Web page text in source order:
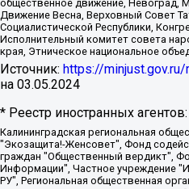
общественное движение, Невоград,
Движение Весна, Верховный Совет
Социалистической Республики,
Исполнительный комитет совета
края, Этническое национальное
Источник: https://
на 03.05.2024
* Реестр иностранных агентов:
Калининградская региональная общественная организация "Экозащита!-Женсовет", Фонд содействия защите прав и свобод граждан "Общественный вердикт", Фонд "Институт Развития Свободы Информации", Частное учреждение "Информационное агентство МЕМО. РУ", Региональная общественная организация "Общественная комиссия по сохранению наследия академика Сахарова", Фонд поддержки свободы прессы, Санкт-Петербургская общественная правозащитная организация "Гражданский контроль", Межрегиональная общественная организация "Информационно-просветительский центр "Мемориал", Региональный Фонд "Центр Защиты Прав Средств Массовой Информации", с 05.12.2023 Фонд "Центр Защиты Прав Средств массовой информации", Региональная общественная благотворительная организация помощи беженцам и мигрантам "Гражданское содействие", Негосударственное образовательное учреждение дополнительного профессионального образования (повышение квалификации) специалистов "АКАДЕМИЯ ПО ПРАВАМ ЧЕЛОВЕКА", Свердловская региональная общественная организация "Сутяжник", Автономная некоммерческая организация "Центр независимых социологических исследований", Союз общественных объединений "Российский исследовательский центр по правам человека", Региональное общественное учреждение научно-информационный центр "МЕМОРИАЛ", Некоммерческая организация "Фонд защиты гласности", Автономная некоммерческая организация "Институт прав человека", Городская общественная организация "Екатеринбургское общество "МЕМОРИАЛ", Городская общественная организация "Рязанское историко-просветительское и правозащитное общество "Мемориал" (Рязанский Мемориал), Челябинский региональный орган общественной самодеятельности – женское общественное объединение "Женщины Евразии", Челябинский региональный орган общественной самодеятельности "Уральская правозащитная группа", Фонд содействия защите здоровья и социальной справедливости имени Андрея Рылькова, Автономная Некоммерческая Организация "Аналитический Центр Юрия Левады", Автономная некоммерческая организация социальной поддержки населения "Проект Апрель", Региональная общественная организация помощи женщинам и детям, находящимся в кризисной ситуации "Информационно-методический центр "Анна", Фонд содействия развитию массовых коммуникаций и правовому просвещению "Так-так-Так", Фонд содействия устойчивому развитию "Серебряная тайга", Свердловский региональный общественный фонд социальных проектов "Новое время", "Idel.Реалии", Кавказ.Реалии, Крым.Реалии, Телеканал Настоящее Время, Татаро-башкирская служба Радио Свобода (Azatliq Radiosi), Радио Свободная Европа/Радио Свобода (PCE/PC), "Сибирь.Реалии", "Фактограф", Благотворительный фонд помощи осужденным и их семьям, Автономная некоммерческая организация "Институт глобализации и социальных движений", Фонд "В защиту прав заключенных", Частное учреждение "Центр поддержки и содействия развитию средств массовой информации", Пензенский региональный общественный благотворительный фонд "Гражданский союз", "Север.Реалии", Некоммерческая организация Фонд "Правовая инициатива", Общество с ограниченной ответственностью "Радио Свободная Европа/Радио Свобода", Чешское информационное агентство "MEDIUM-ORIENT", Красноярская региональная общественная организация "Мы против СПИДа", Камалягин Денис Николаевич, Маркелов Сергей Евгеньевич, Пономарев Лев Александрович, Савицкая Людмила Алексеевна, Автономная некоммерческая организация "Центр по работе с проблемой насилия "НАСИЛИЮ.НЕТ", Межрегиональный профессиональный союз работников здравоохранения "Альянс врачей", Юридическое лицо, зарегистрированное в Латвийской Республике, SIA "Medusa Project" (регистрационный номер 40103797863, дата регистрации 10.06.2014), Некоммерческая организация "Фонд по борьбе с коррупцией", Автономная некоммерческая организация "Институт права и публичной политики", Баданин Роман Сергеевич, Гликин Максим Александрович, Железнова Мария Михайловна, Лукьянова Юлия Сергеевна, Маетная Елизавета Витальевна, Маняхин Петр Борисович, Чуракова Ольга Владимировна, Ярош Юлия Петровна, Юридическое лицо "The Insider SIA", зарегистрированное в Риге, Латвийская Республика (дата регистрации 26.06.2015), являющееся администратором доменного имени интернет-издания "The Insider SIA", https://theins.ru, Постернак Алексей Евгеньевич, Рубин Михаил Аркадьевич, Анин Роман Александрович, Юридическое лицо Istories fonds, зарегистрированное в Латвийской Республике (регистрационный номер 50008295751, дата регистрации 24.02.2020), Великовский Дмитрий Александрович, Долинина Ирина Николаевна, Мароховская Алеся Алексеевна, Шлейнов Роман Юрьевич, Шмагун Олеся Валентиновна, Общество с ограниченной ответственностью "Альтаир 2021", Общество с ограниченной ответственностью "Вега 2021", Общество с ограниченной ответственностью "Главный редактор 2021", Общество с ограниченной ответственностью "Ромашки монолит", Важенков Артем Валерьевич, Ивановская областная общественная организация "Центр гендерных исследований", Гурман Юрий Альбертович, Медиапроект "ОВД-Инфо", Егоров Владимир Владимирович, Жилинский Владимир Александрович, Общество с ограниченной ответственностью "ЗП", Иванова София Юрьевна, Карезина Инна Павловна, Кильтау Екатерина Викторовна, Петров Алексей Викторович, Пискунов Сергей Евгеньевич, Смирнов Сергей Сергеевич, Тихонов Михаил Сергеевич, Общество с ограниченной ответственностью "ЖУРНАЛИСТ-ИНОСТРАННЫЙ АГЕНТ", Арапова Галина Юрьевна, Вольтская Татьяна Анатольевна, Американская компания "Mason G.E.S. Anonymous Foundation" (США), являющаяся владельцем интернет-издания https://mnews.world/, Компания "Stichting Bellingcat", зарегистрированная в Нидерландах (дата регистрации 11.07.2018), Захаров Андрей Вячеславович, Клепиковская Екатерина Дмитриевна, Общество с ограниченной ответственностью "МЕМО", Перл Роман Александрович, Симонов Евгений Алексеевич, Соловьева Елена Анатольевна, Сотников Даниил Владимирович, Сурначева Елизавета Дмитриевна, Автономная некоммерческая организация по защите прав человека и информированию населения "Якутия – Наше Мнение", Общество с ограниченной ответственностью "Москоу диджитал медиа", с 26.01.2023 Общество с ограниченной ответственностью "Чайка Белые сады", Ветошкина Валерия Валерьевна, Заговора Максим Александрович, Межрегиональное общественное движение "Российская ЛГБТ - сеть", Оленичев Максим Владимирович,